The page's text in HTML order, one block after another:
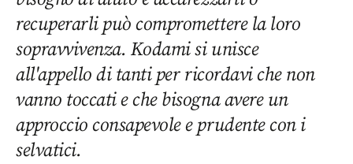
recuperarli può compromettere la loro
sopravvivenza. Kodami si unisce
all'appello di tanti per ricordavi che non
vanno toccati e che bisogna avere un
approccio consapevole e prudente con i
selvatici.